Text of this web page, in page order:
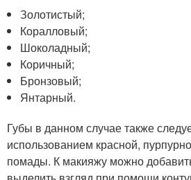
Золотистый;
Коралловый;
Шоколадный;
Коричный;
Бронзовый;
Янтарный.
Губы в данном случае также
использованием красной,
помады. К макияжу можно